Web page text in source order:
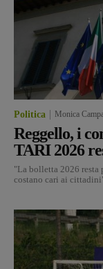
Politica Monica
Reggello, i
TARI 2026
"La bolletta 2026
costano cari ai